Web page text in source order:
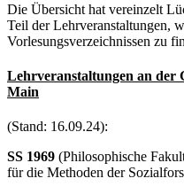
Die Übersicht hat vereinzelt
Teil der Lehrveranstaltungen,
Vorlesungsverzeichnissen zu
Lehrveranstaltungen an der
Main
(Stand: 16.09.24):
SS 1969 (Philosophische
für die Methoden der